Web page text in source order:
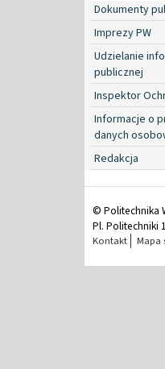
Dokumenty
Imprezy PW
Udzielanie
publicznej
Inspektor
Informacje o
danych
Redakcja
© Politechnika
Pl. Politechniki
Kontakt Mapa